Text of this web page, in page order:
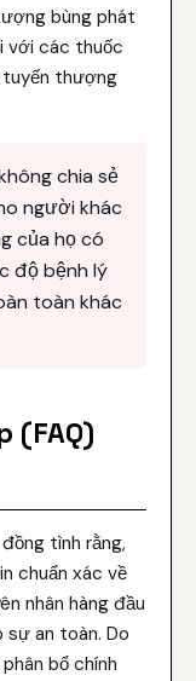
bùng phát
với các thuốc
thượng
chia sẻ
người khác
của họ có
độ bệnh lý
toàn khác
(FAQ)
tình rằng,
chuẩn xác về
nhân hàng đầu
an toàn. Do
bổ chính